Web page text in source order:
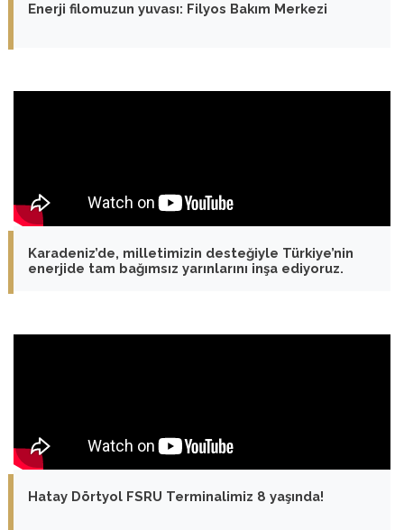
Enerji filomuzun yuvası: Filyos Bakım Merkezi
Karadeniz’de, milletimizin desteğiyle Türkiye’nin
enerjide tam bağımsız yarınlarını inşa ediyoruz.
Hatay Dörtyol FSRU Terminalimiz 8 yaşında!